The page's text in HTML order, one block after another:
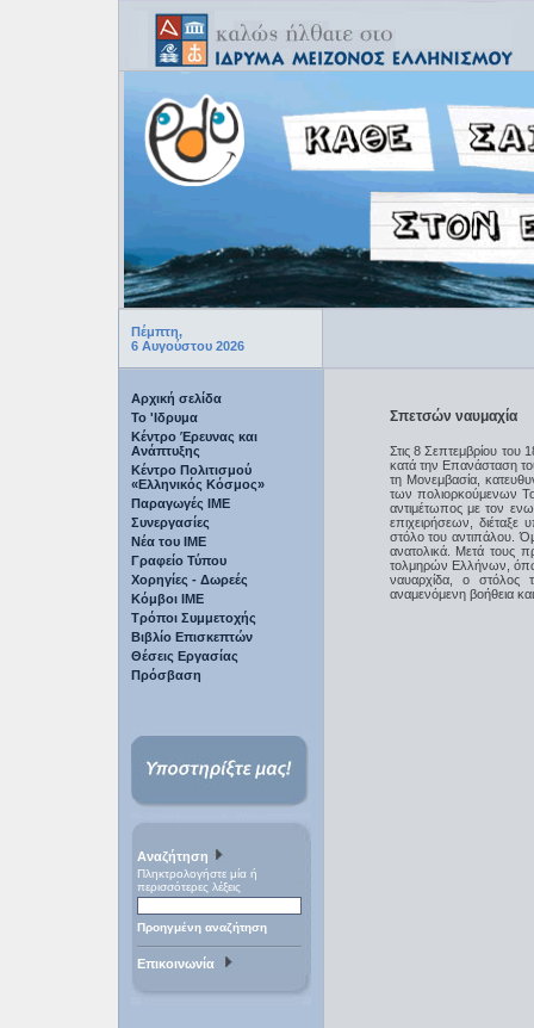
Πέμπτη,
6 Αυγούστου 2026
Αρχική σελίδα
Το 'Ιδρυμα
Κέντρο Έρευνας και
Ανάπτυξης
Κέντρο Πολιτισμού
«Ελληνικός Κόσμος»
Παραγωγές IME
Συνεργασίες
Νέα του ΙΜΕ
Γραφείο Τύπου
Χορηγίες - Δωρεές
Κόμβοι ΙΜΕ
Τρόποι Συμμετοχής
Βιβλίο Επισκεπτών
Θέσεις Εργασίας
Πρόσβαση
Αναζήτηση
Πληκτρολογήστε μία ή
περισσότερες λέξεις
Προηγμένη αναζήτηση
Επικοινωνία
Σπετσών ναυμαχία
Στις 8 Σεπτεμβρίου του
κατά την Επανάσταση
τη Μονεμβασία,
των πολιορκούμενων
αντιμέτωπος με τον
επιχειρήσεων,
στόλο του αντιπάλου.
ανατολικά. Μετά τους
τολμηρών Ελλήνων,
ναυαρχίδα, ο
αναμενόμενη βοήθεια